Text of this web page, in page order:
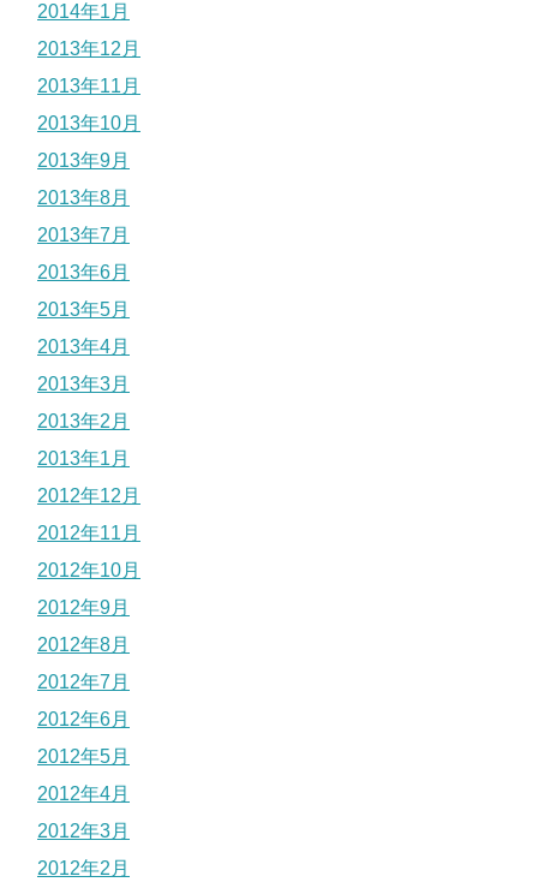
2014年1月
2013年12月
2013年11月
2013年10月
2013年9月
2013年8月
2013年7月
2013年6月
2013年5月
2013年4月
2013年3月
2013年2月
2013年1月
2012年12月
2012年11月
2012年10月
2012年9月
2012年8月
2012年7月
2012年6月
2012年5月
2012年4月
2012年3月
2012年2月